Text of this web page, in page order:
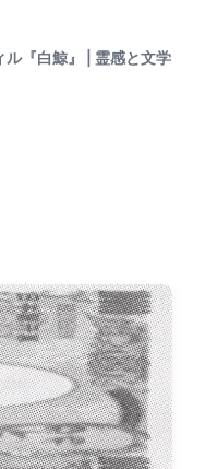
『白鯨』 | 霊感と文学